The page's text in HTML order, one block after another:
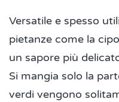
Versatile e spesso
pietanze come la
un sapore più
Si mangia solo la
verdi vengono